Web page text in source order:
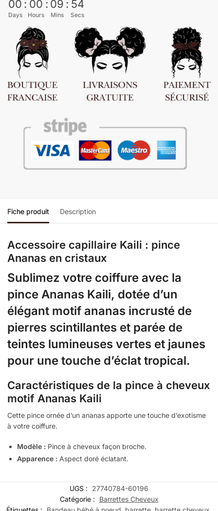
00
Days
: 00
Hours
: 09
Mins
: 53
Secs
Fiche produit Description
Accessoire capillaire Kaili : pince
Ananas en cristaux
Sublimez votre coiffure avec la
pince Ananas Kaili, dotée d’un
élégant motif ananas incrusté de
pierres scintillantes et parée de
teintes lumineuses vertes et jaunes
pour une touche d’éclat tropical.
Caractéristiques de la pince à cheveux
motif Ananas Kaili
Cette pince ornée d’un ananas apporte une touche d’exotisme
à votre coiffure.
Modèle : Pince à cheveux façon broche.
Apparence : Aspect doré éclatant.
UGS :
27740784-60196
Catégorie :
Barrettes Cheveux